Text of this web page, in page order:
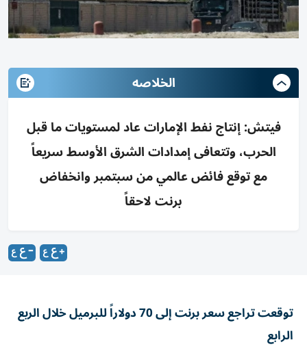
الخلاصه
فيتش: إنتاج نفط الإمارات عاد لمستويات ما قبل
الحرب، وتتعافى إمدادات الشرق الأوسط سريعاً
مع توقع فائض عالمي من سبتمبر وانخفاض
برنت لاحقاً
توقعت تراجع سعر برنت إلى 70 دولاراً للبرميل خلال الربع
الرابع